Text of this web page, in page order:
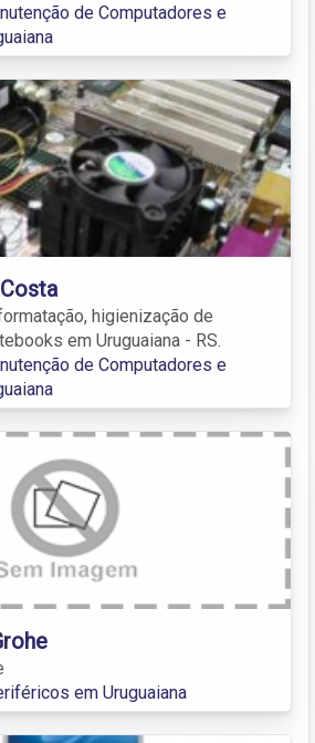
de Computadores e
higienização de
em Uruguaiana - RS.
de Computadores e
em Uruguaiana